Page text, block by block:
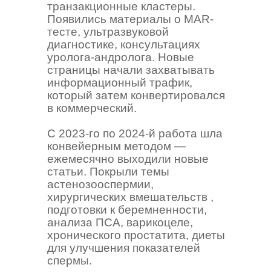
транзакционные кластеры.
Появились материалы о MAR-
тесте, ультразвуковой
диагностике, консультациях
уролога-андролога. Новые
страницы начали захватывать
информационный трафик,
который затем конвертировался
в коммерческий.
С 2023-го по 2024-й работа шла
конвейерным методом —
ежемесячно выходили новые
статьи. Покрыли темы
астенозооспермии,
хирургических вмешательств ,
подготовки к беремненности,
анализа ПСА, варикоцеле,
хронического простатита, диеты
для улучшения показателей
спермы.